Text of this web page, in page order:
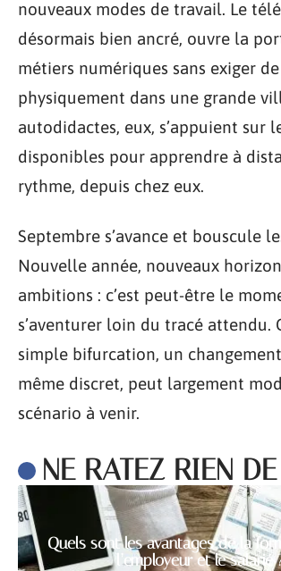
nouveaux modes de travail. Le
désormais bien ancré, ouvre la
métiers numériques sans exiger de
physiquement dans une grande
autodidactes, eux, s’appuient sur
disponibles pour apprendre à
rythme, depuis chez eux.
Septembre s’avance et bouscule
Nouvelle année, nouveaux
ambitions : c’est peut-être le
s’aventurer loin du tracé attendu.
simple bifurcation, un
même discret, peut largement
scénario à venir.
NE RATEZ RIEN
Quels sont les avantages de la
l’employeur et le salarié